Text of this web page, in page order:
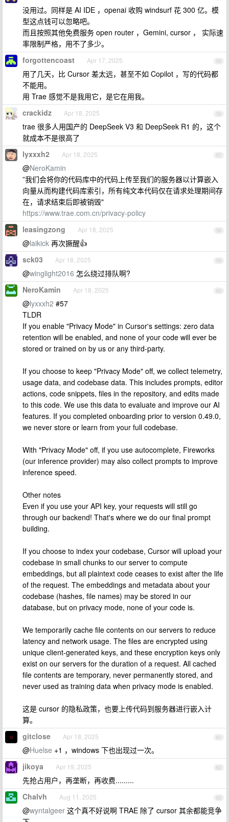
没用过。同样是 AI IDE ，openai 收购 windsurf 花 300 亿。模
型这点钱可以忽略吧。
而且按照其他免费服务 open router ，Gemini, cursor ， 实际速
率限制严格，用不了多少。
55
forgottencoast Apr 17, 2025
用了几天，比 Cursor 差太远，甚至不如 Copilot ，写的代码都
不能用。
用 Trae 感觉不是我用它，是它在用我。
56
crackidz Apr 18, 2025
trae 很多人用国产的 DeepSeek V3 和 DeepSeek R1 的，这个
就成本不是很高了
57
lyxxxh2 Apr 18, 2025
@NeroKamin
”我们会将你的代码库中的代码上传至我们的服务器以计算嵌入
向量从而构建代码库索引，所有纯文本代码仅在请求处理期间存
在，请求结束后即被销毁"
https://www.trae.com.cn/privacy-policy
58
leasingzong Apr 18, 2025
@laikick 再次撅醒👍
59
sck03 Apr 18, 2025
@winglight2016 怎么绕过排队啊?
60
NeroKamin Apr 18, 2025
@lyxxxh2 #57
TLDR
If you enable "Privacy Mode" in Cursor's settings: zero data
retention will be enabled, and none of your code will ever be
stored or trained on by us or any third-party.
If you choose to keep "Privacy Mode" off, we collect telemetry,
usage data, and codebase data. This includes prompts, editor
actions, code snippets, files in the repository, and edits made
to this code. We use this data to evaluate and improve our AI
features. If you completed onboarding prior to version 0.49.0,
we never store or learn from your full codebase.
With "Privacy Mode" off, if you use autocomplete, Fireworks
(our inference provider) may also collect prompts to improve
inference speed.
Other notes
Even if you use your API key, your requests will still go
through our backend! That's where we do our final prompt
building.
If you choose to index your codebase, Cursor will upload your
codebase in small chunks to our server to compute
embeddings, but all plaintext code ceases to exist after the life
of the request. The embeddings and metadata about your
codebase (hashes, file names) may be stored in our
database, but on privacy mode, none of your code is.
We temporarily cache file contents on our servers to reduce
latency and network usage. The files are encrypted using
unique client-generated keys, and these encryption keys only
exist on our servers for the duration of a request. All cached
file contents are temporary, never permanently stored, and
never used as training data when privacy mode is enabled.
这是 cursor 的隐私政策，也要上传代码到服务器进行嵌入计
算。
61
gitclose Apr 18, 2025
@Huelse +1 ，windows 下也出现过一次。
62
jikoya Apr 19, 2025
先抢占用户，再垄断，再收费.........
63
Chalvh Aug 11, 2025
@wyntalgeer 这个真不好说啊 TRAE 除了 cursor 其余都能竞争